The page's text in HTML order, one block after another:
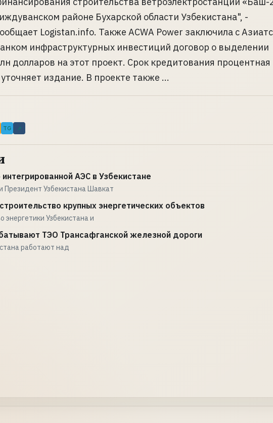
районе Бухарской области Узбекистана", -
Logistan.info. Также ACWA Power заключила с
инфраструктурных инвестиций договор о выделении
долларов на этот проект. Срок кредитования процентная
издание. В проекте также ...
TG ↗
АЭС в Узбекистане
Узбекистана Шавкат
крупных энергетических объектов
Узбекистана и
ТЭО Трансафганской железной дороги
работают над